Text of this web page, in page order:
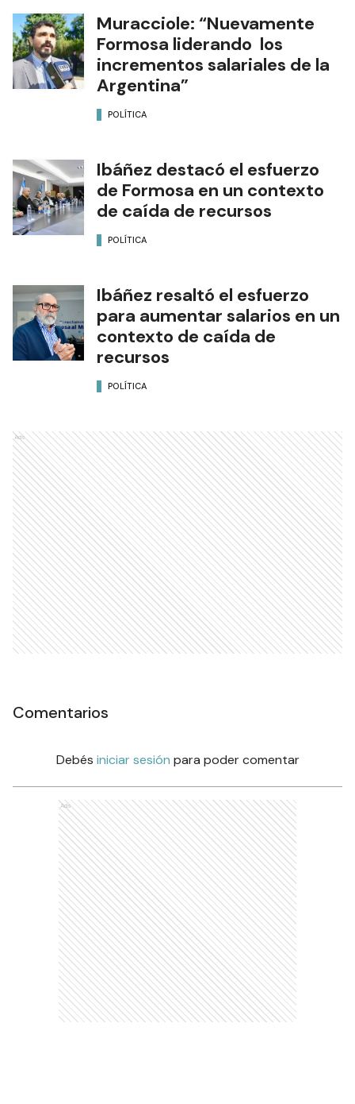
Muracciole: “Nuevamente
Formosa liderando los
incrementos salariales de la
Argentina”
POLÍTICA
Ibáñez destacó el esfuerzo
de Formosa en un contexto
de caída de recursos
POLÍTICA
Ibáñez resaltó el esfuerzo
para aumentar salarios en un
contexto de caída de
recursos
POLÍTICA
Ads
Comentarios
Debés iniciar sesión para poder comentar
Ads